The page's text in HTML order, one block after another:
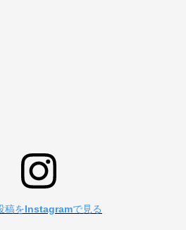
稿をInstagramで見る